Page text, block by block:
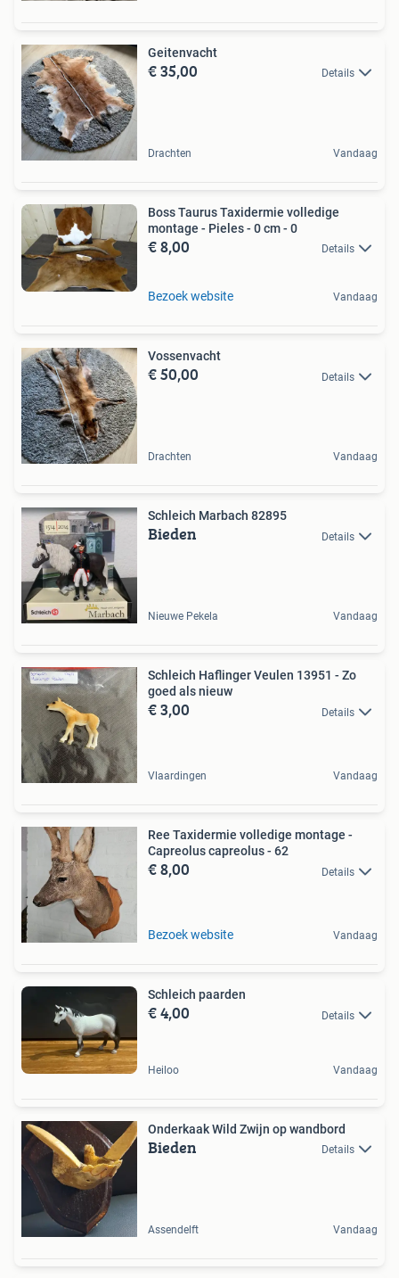
Geitenvacht
€ 35,00 Details
Drachten Vandaag
Boss Taurus Taxidermie volledige
montage - Pieles - 0 cm - 0
€ 8,00 Details
Bezoek website Vandaag
Vossenvacht
€ 50,00 Details
Drachten Vandaag
Schleich Marbach 82895
Bieden Details
Nieuwe Pekela Vandaag
Schleich Haflinger Veulen 13951 - Zo
goed als nieuw
€ 3,00 Details
Vlaardingen Vandaag
Ree Taxidermie volledige montage -
Capreolus capreolus - 62
€ 8,00 Details
Bezoek website Vandaag
Schleich paarden
€ 4,00 Details
Heiloo Vandaag
Onderkaak Wild Zwijn op wandbord
Bieden Details
Assendelft Vandaag